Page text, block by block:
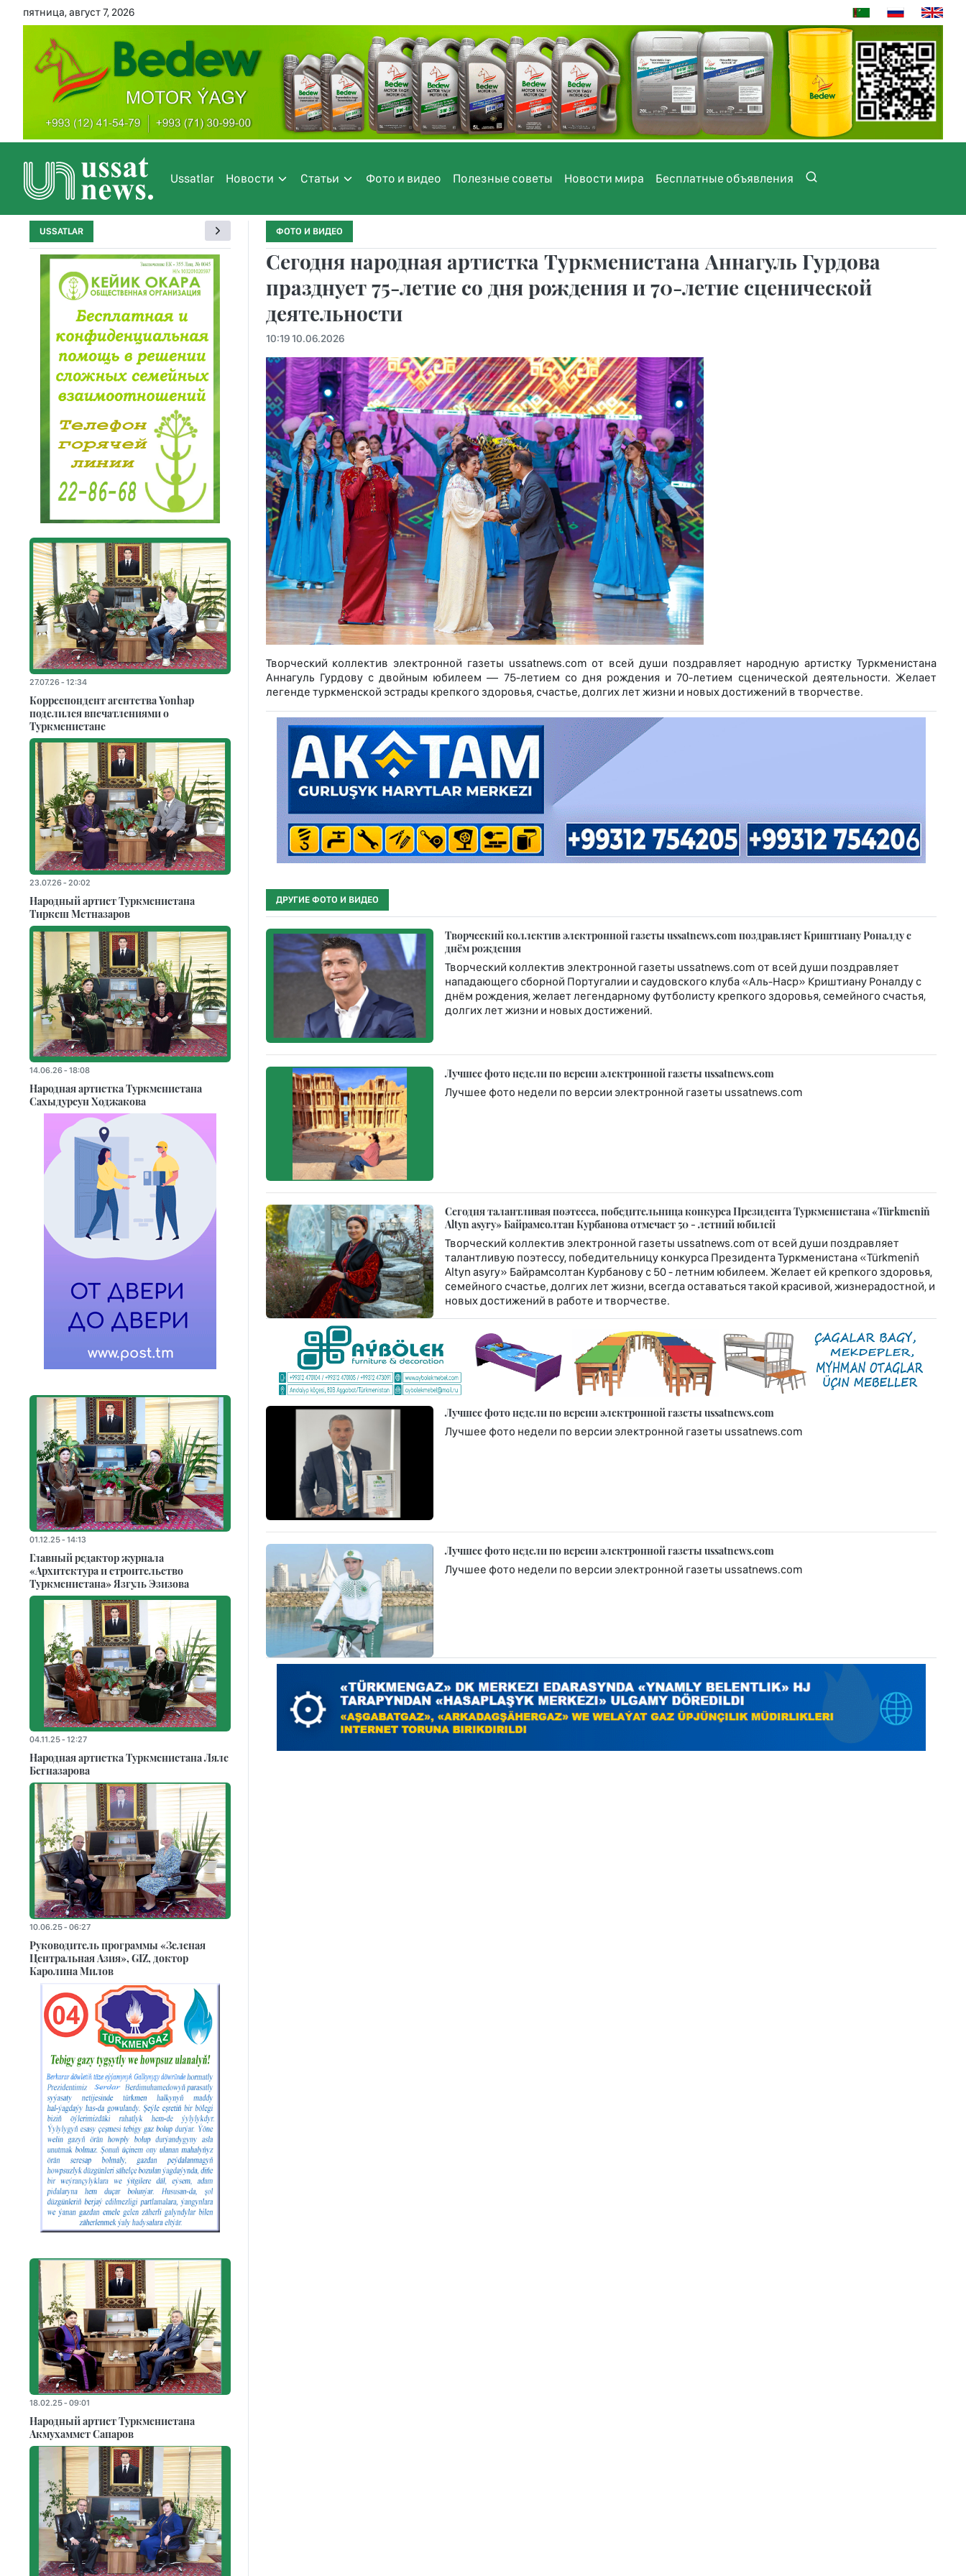
пятница, август 7, 2026
Ussatlar Новости Статьи Фото и видео Полезные советы Новости мира Бесплатные объявления
ФОТО И ВИДЕО
Сегодня народная артистка Туркменистана Аннагуль Гурдова
празднует 75-летие со дня рождения и 70-летие сценической
деятельности
10:19 10.06.2026
Творческий коллектив электронной газеты ussatnews.com от всей души поздравляет народную артистку Туркменистана
Аннагуль Гурдову с двойным юбилеем — 75-летием со дня рождения и 70-летием сценической деятельности. Желает
легенде туркменской эстрады крепкого здоровья, счастье, долгих лет жизни и новых достижений в творчестве.
ДРУГИЕ ФОТО И ВИДЕО
Творческий коллектив электронной газеты ussatnews.com поздравляет Криштиану Роналду с
днём рождения
Творческий коллектив электронной газеты ussatnews.com от всей души поздравляет
нападающего сборной Португалии и саудовского клуба «Аль-Наср» Криштиану Роналду с
днём рождения, желает легендарному футболисту крепкого здоровья, семейного счастья,
долгих лет жизни и новых достижений.
Лучшее фото недели по версии электронной газеты ussatnews.com
Лучшее фото недели по версии электронной газеты ussatnews.com
Сегодня талантливая поэтесса, победительница конкурса Президента Туркменистана «Türkmeniň
Altyn asyry» Байрамсолтан Курбанова отмечает 50 - летний юбилей
Творческий коллектив электронной газеты ussatnews.com от всей души поздравляет
талантливую поэтессу, победительницу конкурса Президента Туркменистана «Türkmeniň
Altyn asyry» Байрамсолтан Курбанову с 50 - летним юбилеем. Желает ей крепкого здоровья,
семейного счастье, долгих лет жизни, всегда оставаться такой красивой, жизнерадостной, и
новых достижений в работе и творчестве.
Лучшее фото недели по версии электронной газеты ussatnews.com
Лучшее фото недели по версии электронной газеты ussatnews.com
Лучшее фото недели по версии электронной газеты ussatnews.com
Лучшее фото недели по версии электронной газеты ussatnews.com
USSATLAR
27.07.26 - 12:34
Корреспондент агентства Yonhap
поделился впечатлениями о
Туркменистане
23.07.26 - 20:02
Народный артист Туркменистана
Тиркеш Мeтназаров
14.06.26 - 18:08
Народная артистка Туркменистана
Сахыдурсун Ходжакова
01.12.25 - 14:13
Главный редактор журнала
«Архитектура и строительство
Туркменистана» Язгуль Эзизова
04.11.25 - 12:27
Народная артистка Туркменистана Ляле
Бегназарова
10.06.25 - 06:27
Руководитель программы «Зеленая
Центральная Азия», GIZ, доктор
Каролина Милов
18.02.25 - 09:01
Народный артист Туркменистана
Акмухаммет Сапаров